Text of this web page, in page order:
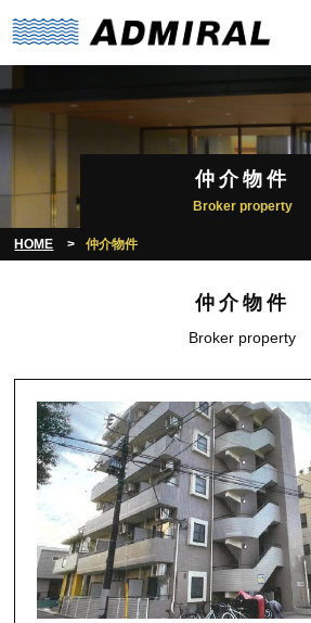
仲介物件
Broker property
HOME 仲介物件
仲介物件
Broker property